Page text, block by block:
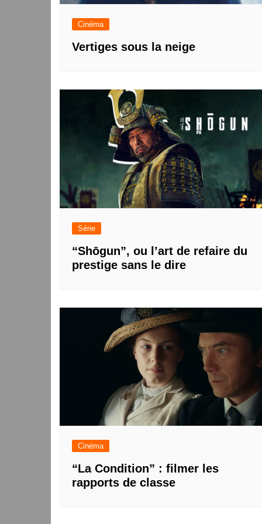
Cinéma
Vertiges sous la neige
Série
“Shōgun”, ou l’art de refaire du
prestige sans le dire
Cinéma
“La Condition” : filmer les
rapports de classe